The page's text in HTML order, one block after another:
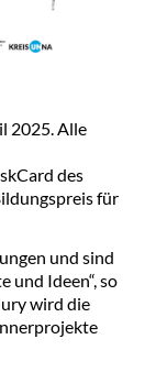
2025. Alle
des
für
und sind
und Ideen“, so
wird die